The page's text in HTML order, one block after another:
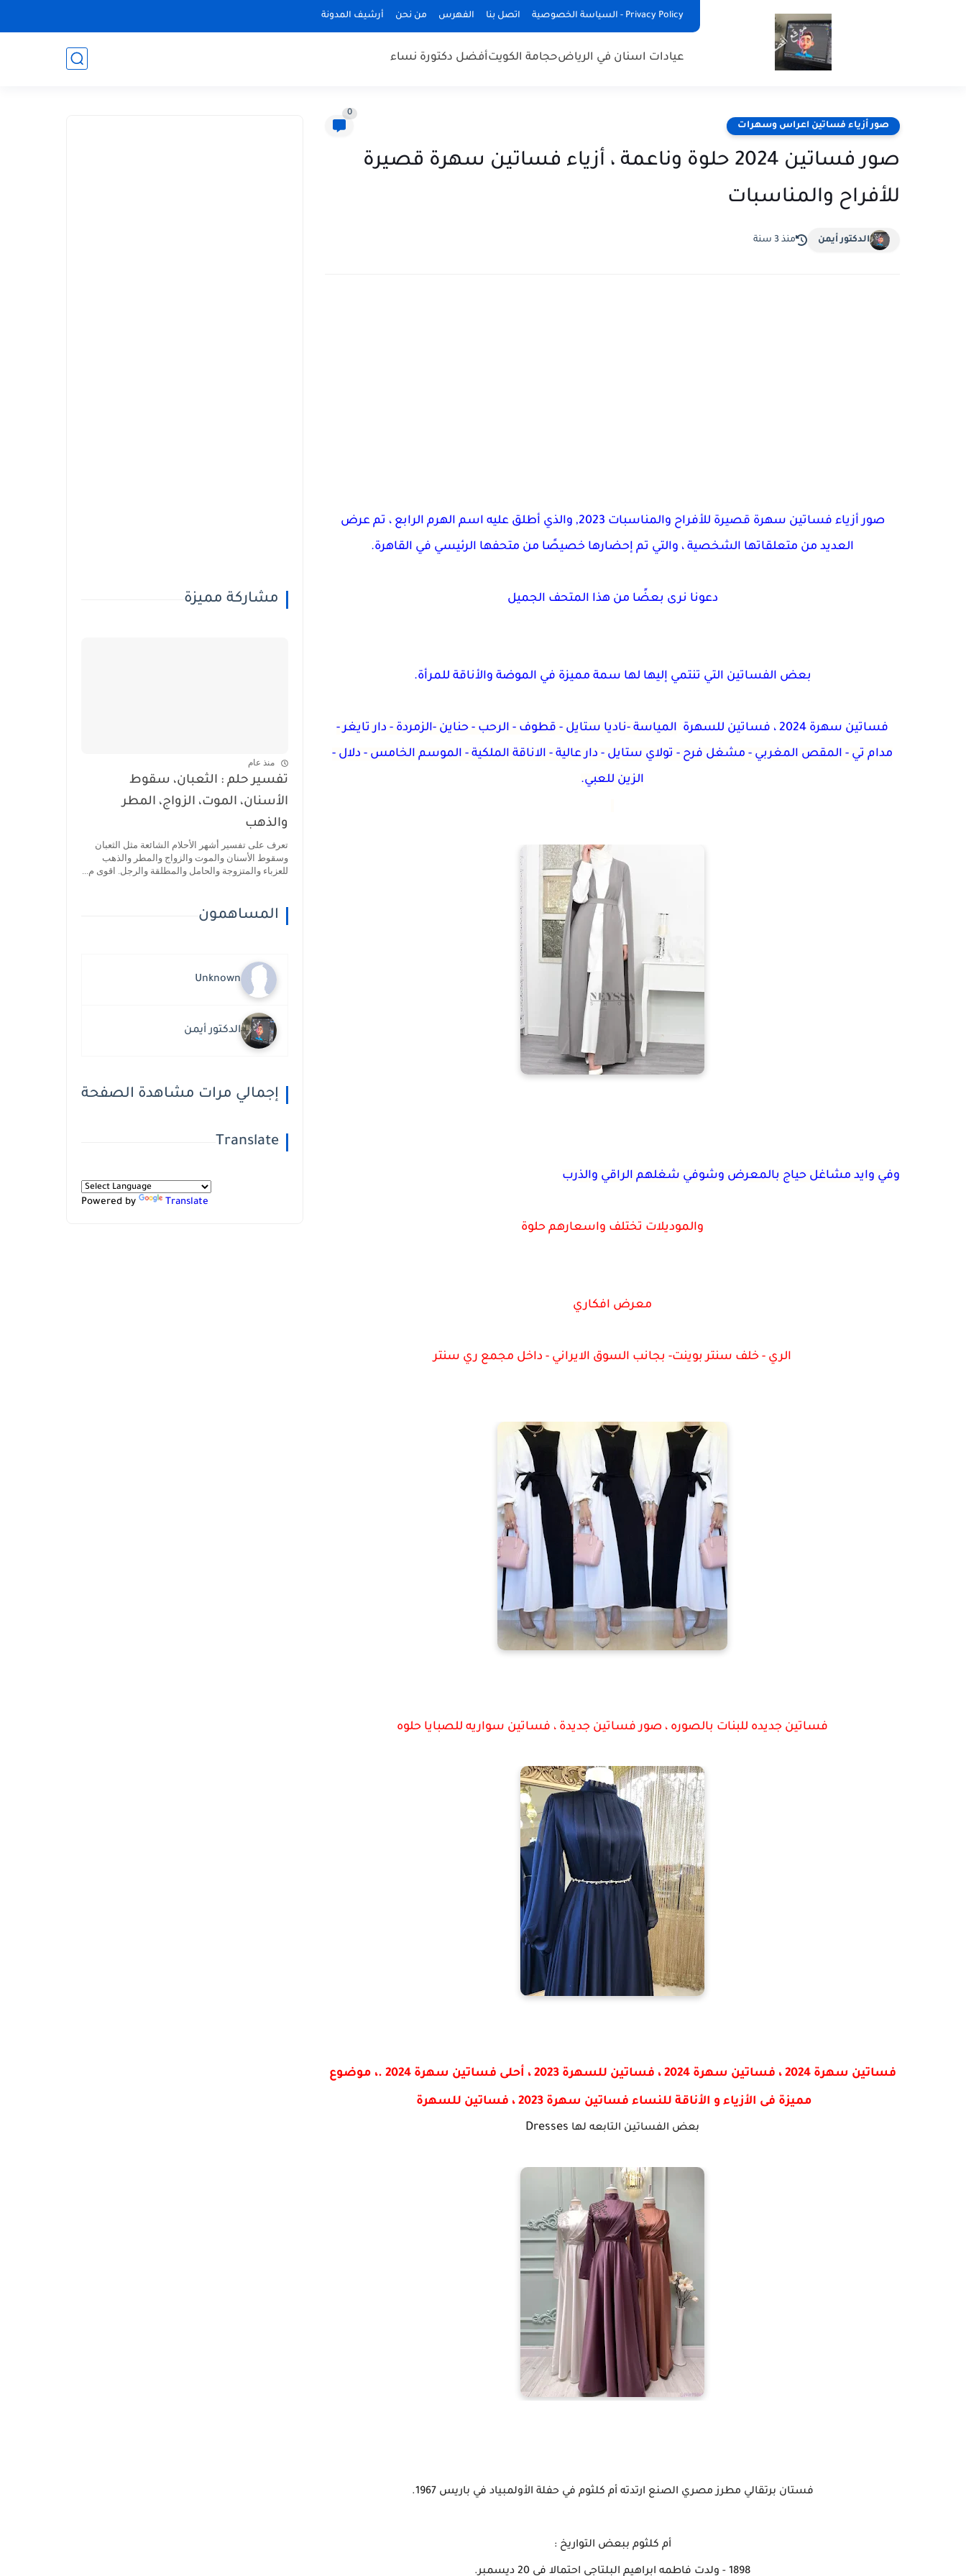
Privacy Policy - السياسة الخصوصية اتصل بنا الفهرس من نحن أرشيف المدونة
عيادات اسنان في الرياضحجامة الكويتأفضل دكتورة نساء
صور أزياء فساتين اعراس وسهرات
0
صور فساتين 2024 حلوة وناعمة ، أزياء فساتين سهرة قصيرة
للأفراح والمناسبات
الدكتور أيمن منذ 3 سنة
صور أزياء فساتين سهرة قصيرة للأفراح والمناسبات 2023,
والذي أطلق عليه اسم الهرم الرابع ، تم عرض
العديد من متعلقاتها الشخصية ، والتي تم إحضارها خصيصًا من متحفها الرئيسي في القاهرة.
دعونا نرى بعضًا من هذا المتحف الجميل
بعض الفساتين التي تنتمي إليها لها سمة مميزة في الموضة والأناقة للمرأة.
فساتين سهرة 2024 ، فساتين للسهرة
المياسة -ناديا ستايل - قطوف - الرحب - حناين -الزمردة - دار تايغر -
مدام تي - المقص المغربي - مشغل فرح - تولاي ستايل - دار عالية - الاناقة الملكية - الموسم الخامس - دلال -
الزين للعبي.
وفي وايد مشاغل حياج بالمعرض وشوفي شغلهم الراقي والذرب
والموديلات تختلف واسعارهم حلوة
معرض افكاري
الري - خلف سنتر بوينت- بجانب السوق الايراني - داخل مجمع ري سنتر
فساتين جديده للبنات بالصوره ، صور فساتين جديدة ، فساتين سواريه للصبايا حلوه
فساتين سهرة 2024 ، فساتين سهرة 2024 ، فساتين للسهرة 2023 ، أحلى فساتين سهرة 2024 .، موضوع
مميزة فى الأزياء و الأناقة للنساء فساتين سهرة 2023 ، فساتين للسهرة
بعض الفساتين التابعه لها Dresses
فستان برتقالي مطرز مصري الصنع ارتدته أم كلثوم في حفلة الأولمبياد في باريس 1967.
أم كلثوم ببعض التواريخ :
1898 - ولدت فاطمه ابراهيم البلتاجي احتمالا في 20 ديسمبر.
مشاركة مميزة
منذ عام
تفسير حلم : الثعبان، سقوط
الأسنان، الموت، الزواج، المطر
والذهب
تعرف على تفسير أشهر الأحلام الشائعة مثل الثعبان
وسقوط الأسنان والموت والزواج والمطر والذهب
للعزباء والمتزوجة والحامل والمطلقة والرجل. اقوى م...
المساهمون
Unknown
الدكتور أيمن
إجمالي مرات مشاهدة الصفحة
Translate
Powered by Translate